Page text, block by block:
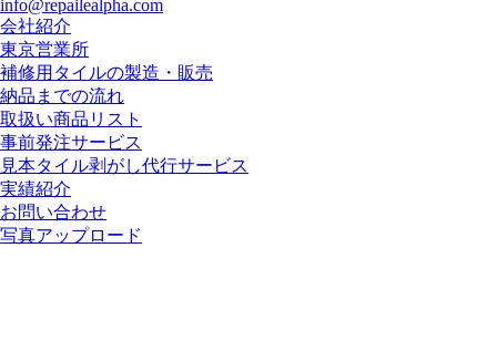
info@repailealpha.com
会社紹介
東京営業所
補修用タイルの製造・販売
納品までの流れ
取扱い商品リスト
事前発注サービス
見本タイル剥がし代行サービス
実績紹介
お問い合わせ
写真アップロード